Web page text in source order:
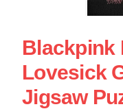
Blackpink
Lovesick
Jigsaw